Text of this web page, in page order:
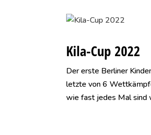
Kila-Cup 2022
Der erste Berliner
letzte von 6
wie fast jedes Mal sind